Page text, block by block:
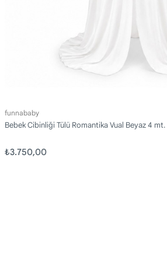
funnababy
Bebek Cibinliği Tülü Romantika Vual Beyaz 4 mt.
₺3.750,00